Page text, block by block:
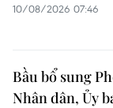
10/08/2026 07:46
Bầu bổ sung
Nhân dân, Ủy